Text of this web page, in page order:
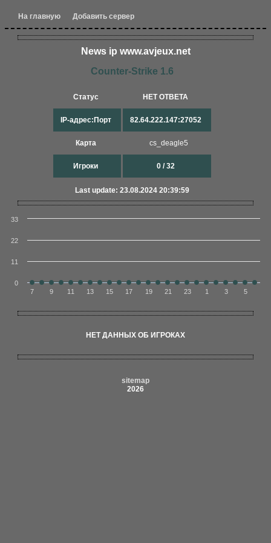
На главную Добавить сервер
News ip www.avjeux.net
Counter-Strike 1.6
Статус
IP-адрес:Порт
Карта
Игроки
НЕТ ОТВЕТА
82.64.222.147:27052
cs_deagle5
0 / 32
Last update: 23.08.2024 20:39:59
7 9 11 13 15 17 19 21 23 1 3 5
0
11
22
33
НЕТ ДАННЫХ ОБ ИГРОКАХ
sitemap
2026